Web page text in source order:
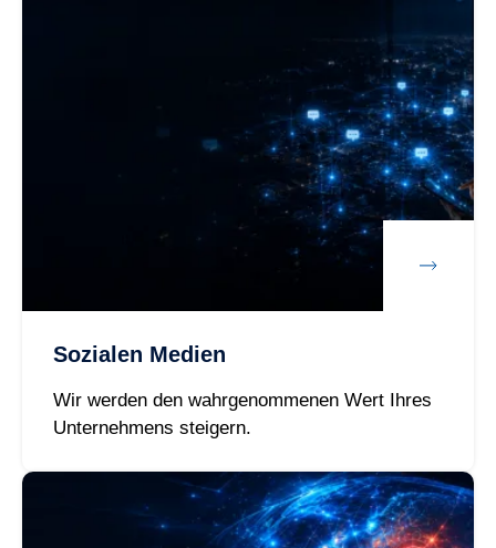
Sozialen Medien
Wir werden den wahrgenommenen Wert Ihres
Unternehmens steigern.